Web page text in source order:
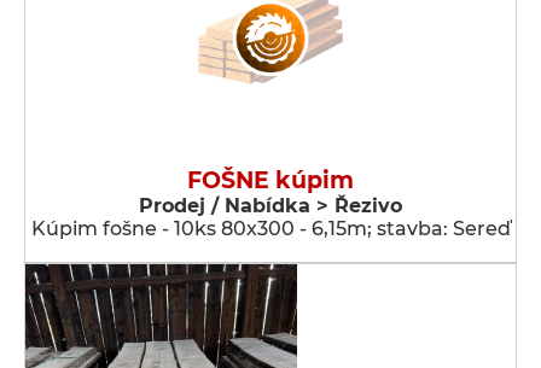
FOŠNE kúpim
Prodej / Nabídka > Řezivo
Kúpim fošne - 10ks 80x300 - 6,15m; stavba: Sereď